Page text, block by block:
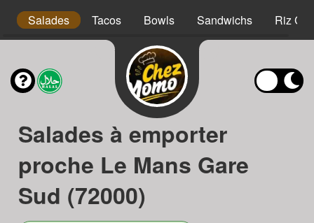
Salades Tacos Bowls Sandwichs Riz
Salades à emporter
proche Le Mans Gare
Sud (72000)